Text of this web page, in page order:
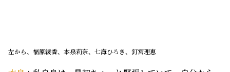
たのが、すごく嬉しくて。この空気感を共有しながら、